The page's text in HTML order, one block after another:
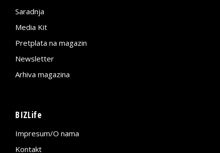
Saradnja
Media Kit
Pretplata na magazin
Newsletter
Arhiva magazina
BIZLife
Impresum/O nama
Kontakt